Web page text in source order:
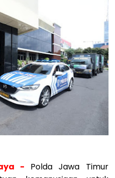
- Polda Jawa Timur